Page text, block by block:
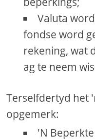
Valuta
fondse word
rekening, wat
ag te neem
Terselfdertyd het
opgemerk:
'N